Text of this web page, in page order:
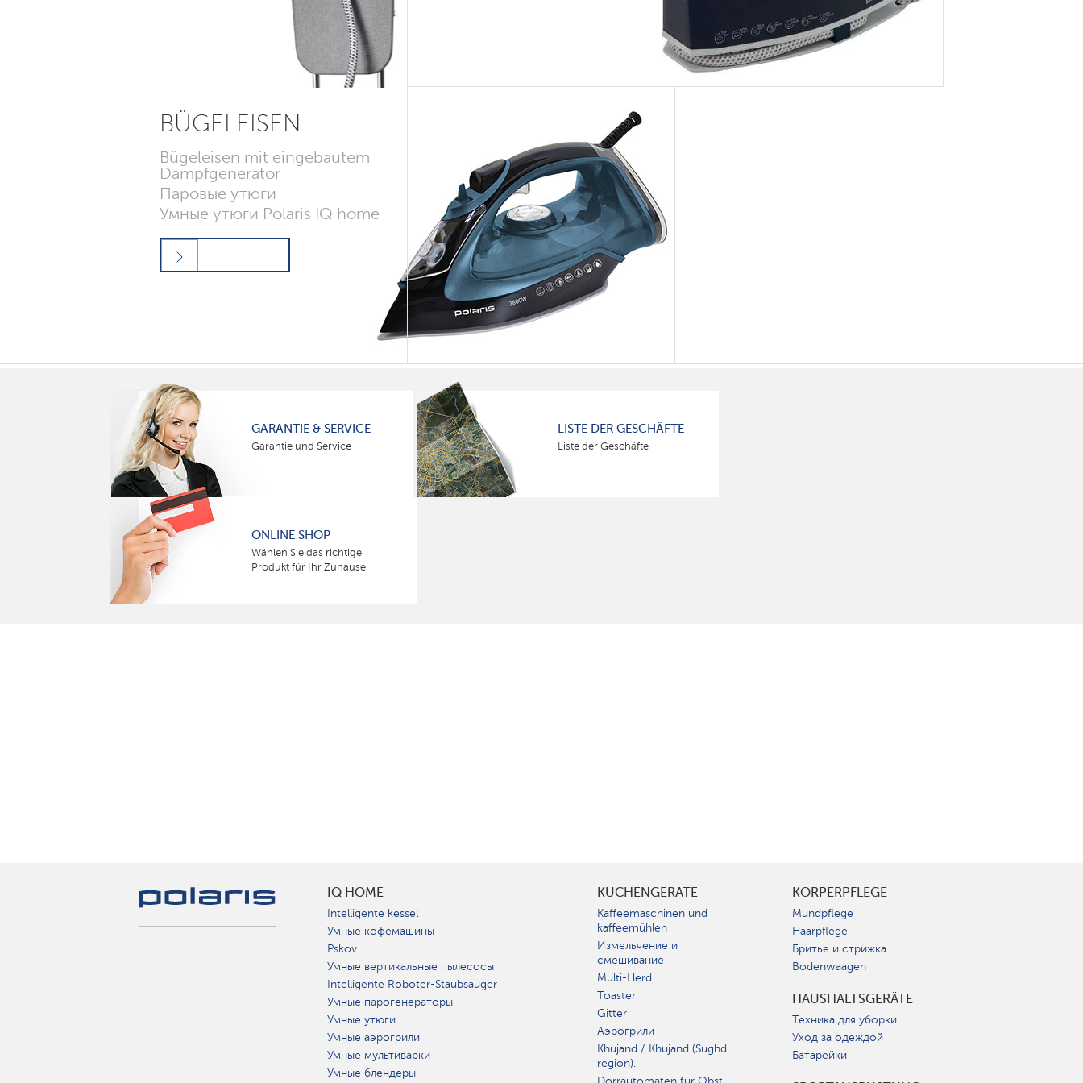
BÜGELEISEN
Bügeleisen mit eingebautem
Dampfgenerator
Паровые утюги
Умные утюги Polaris IQ home
GARANTIE & SERVICE
Garantie und Service
LISTE DER GESCHÄFTE
Liste der Geschäfte
ONLINE SHOP
Wählen Sie das richtige
Produkt für Ihr Zuhause
IQ HOME
Intelligente kessel
Умные кофемашины
Pskov
Умные вертикальные пылесосы
Intelligente Roboter-Staubsauger
Умные парогенераторы
Умные утюги
Умные аэрогрили
Умные мультиварки
Умные блендеры
KÜCHENGERÄTE
Kaffeemaschinen und
kaffeemühlen
Измельчение и
смешивание
Multi-Herd
Toaster
Gitter
Аэрогрили
Khujand / Khujand (Sughd
region).
KÖRPERPFLEGE
Mundpflege
Haarpflege
Бритье и стрижка
Bodenwaagen
HAUSHALTSGERÄTE
Техника для уборки
Уход за одеждой
Батарейки